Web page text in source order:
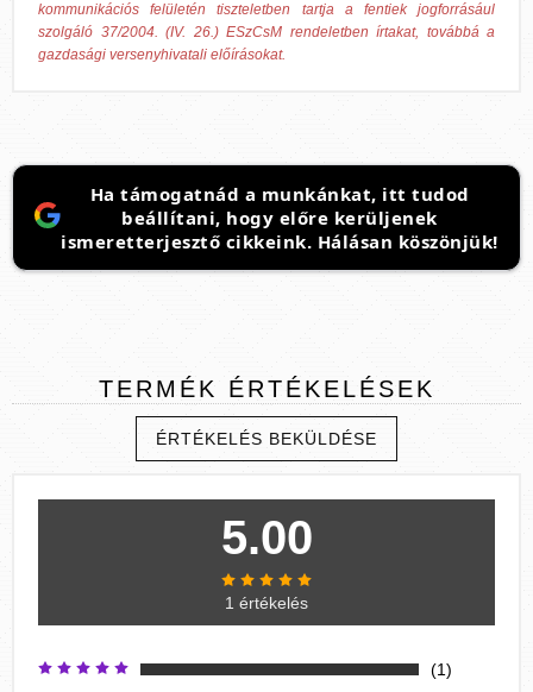
kommunikációs felületén tiszteletben tartja a fentiek jogforrásául
szolgáló 37/2004. (IV. 26.) ESzCsM rendeletben írtakat, továbbá a
gazdasági versenyhivatali előírásokat.
Ha támogatnád a munkánkat, itt tudod
beállítani, hogy előre kerüljenek
ismeretterjesztő cikkeink. Hálásan köszönjük!
TERMÉK ÉRTÉKELÉSEK
ÉRTÉKELÉS BEKÜLDÉSE
5.00
1 értékelés
(1)